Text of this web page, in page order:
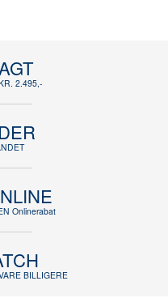
2.495,-
Onlinerabat
BILLIGERE